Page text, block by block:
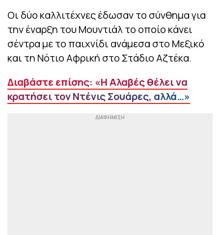
Οι δύο καλλιτέχνες έδωσαν το σύνθημα για
την έναρξη του Μουντιάλ το οποίο κάνει
σέντρα με το παιχνίδι ανάμεσα στο Μεξικό
και τη Νότιο Αφρική στο Στάδιο Αζτέκα.
Διαβάστε επίσης: «Η Αλαβές θέλει να
κρατήσει τον Ντένις Σουάρες, αλλά…»